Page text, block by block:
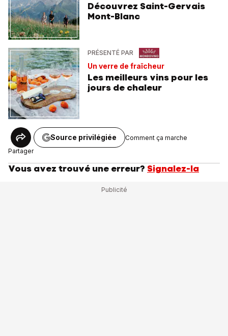
Découvrez Saint-Gervais
Mont-Blanc
PRÉSENTÉ PAR
Un verre de fraîcheur
Les meilleurs vins pour les
jours de chaleur
Partager
Source privilégiée Comment ça marche
Vous avez trouvé une erreur? Signalez-la